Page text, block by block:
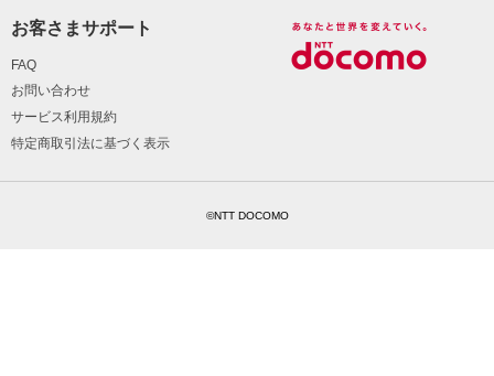
お客さまサポート
FAQ
お問い合わせ
サービス利用規約
特定商取引法に基づく表示
©NTT DOCOMO